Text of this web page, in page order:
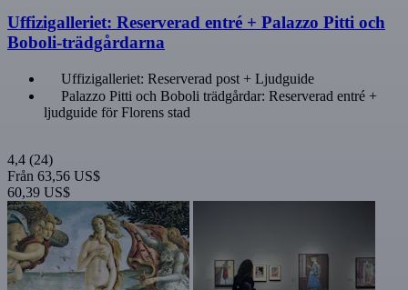
Uffizigalleriet: Reserverad entré + Palazzo Pitti och
Boboli-trädgårdarna
Uffizigalleriet: Reserverad post + Ljudguide
Palazzo Pitti och Boboli trädgårdar: Reserverad entré +
ljudguide för Florens stad
4,4 (24)
Från 63,56 US$
60,39 US$